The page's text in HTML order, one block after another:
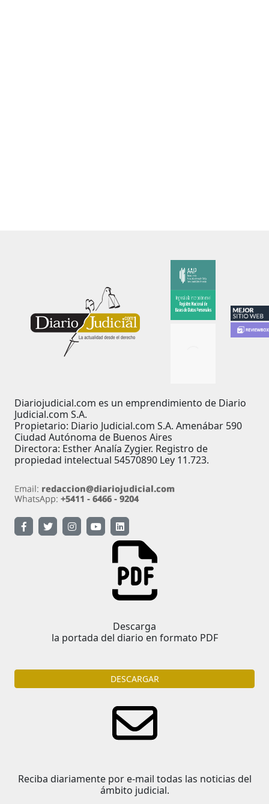
Diariojudicial.com es un emprendimiento de Diario
Judicial.com S.A.
Propietario: Diario Judicial.com S.A. Amenábar 590
Ciudad Autónoma de Buenos Aires
Directora: Esther Analía Zygier. Registro de
propiedad intelectual 54570890 Ley 11.723.
Descarga
la portada del diario en formato PDF
DESCARGAR
Reciba diariamente por e-mail todas las noticias del
ámbito judicial.